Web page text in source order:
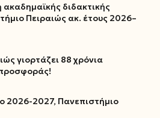
διδακτικής
Πειραιώς ακ. έτους 2026–
γιορτάζει 88 χρόνια
προσφοράς!
2026-2027, Πανεπιστήμιο